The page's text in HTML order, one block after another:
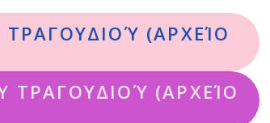
(ΑΡΧΕΊΟ
ΤΡΑΓΟΥΔΙΟΎ (ΑΡΧΕΊΟ